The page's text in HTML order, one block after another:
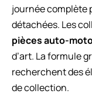
journée complète
détachées. Les
pièces auto-
d’art. La formule
recherchent des
de collection.